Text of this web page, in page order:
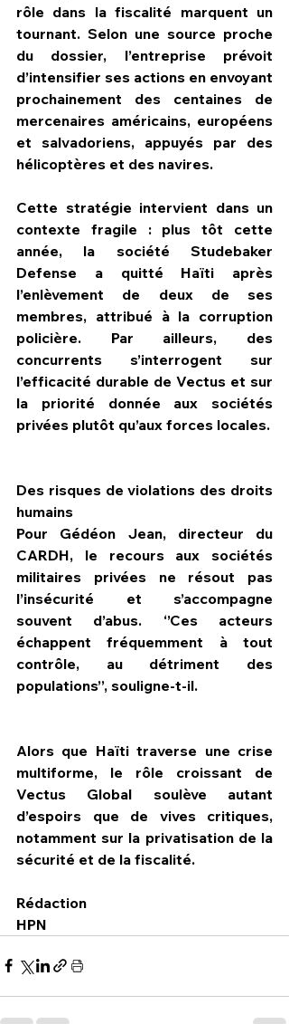
rôle dans la fiscalité marquent un
tournant. Selon une source proche
du dossier, l’entreprise prévoit
d’intensifier ses actions en envoyant
prochainement des centaines de
mercenaires américains, européens
et salvadoriens, appuyés par des
hélicoptères et des navires.
Cette stratégie intervient dans un
contexte fragile : plus tôt cette
année, la société Studebaker
Defense a quitté Haïti après
l’enlèvement de deux de ses
membres, attribué à la corruption
policière. Par ailleurs, des
concurrents s’interrogent sur
l’efficacité durable de Vectus et sur
la priorité donnée aux sociétés
privées plutôt qu’aux forces locales.
Des risques de violations des droits
humains
Pour Gédéon Jean, directeur du
CARDH, le recours aux sociétés
militaires privées ne résout pas
l’insécurité et s’accompagne
souvent d’abus. ‘’Ces acteurs
échappent fréquemment à tout
contrôle, au détriment des
populations’’, souligne-t-il.
Alors que Haïti traverse une crise
multiforme, le rôle croissant de
Vectus Global soulève autant
d’espoirs que de vives critiques,
notamment sur la privatisation de la
sécurité et de la fiscalité.
Rédaction
HPN